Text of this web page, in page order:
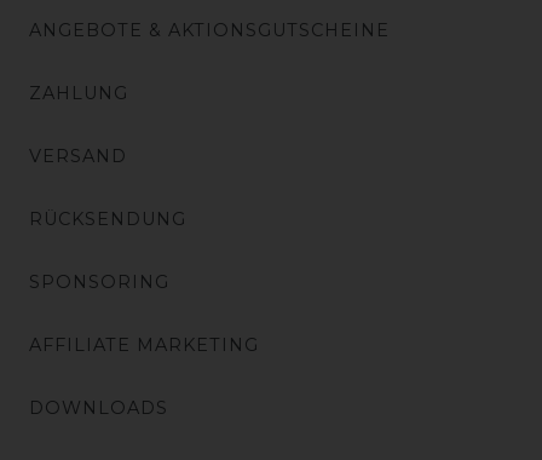
ANGEBOTE & AKTIONSGUTSCHEINE
ZAHLUNG
VERSAND
RÜCKSENDUNG
SPONSORING
AFFILIATE MARKETING
DOWNLOADS